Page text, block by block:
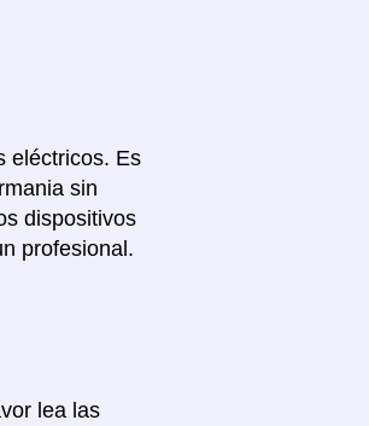
eléctricos. Es
sin
dispositivos
profesional.
lea las